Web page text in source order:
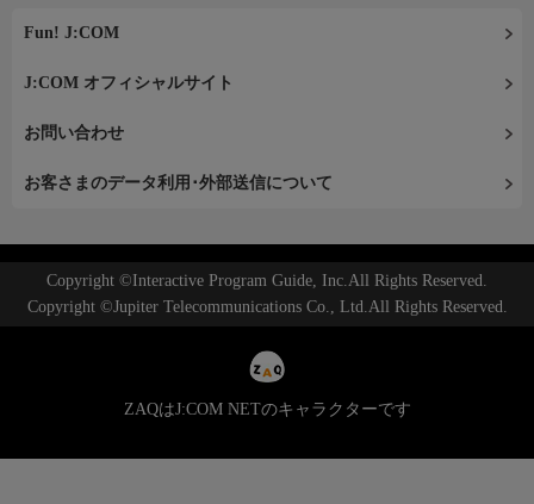
Fun! J:COM
J:COM オフィシャルサイト
お問い合わせ
お客さまのデータ利用･外部送信について
Copyright ©Interactive Program Guide, Inc.All Rights Reserved.
Copyright ©Jupiter Telecommunications Co., Ltd.All Rights Reserved.
ZAQはJ:COM NETのキャラクターです